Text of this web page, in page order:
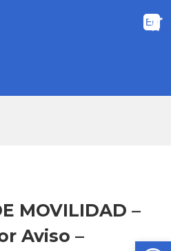
MOVILIDAD –
Aviso –